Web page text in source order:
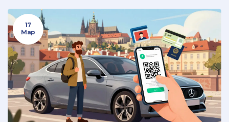
17
Мар